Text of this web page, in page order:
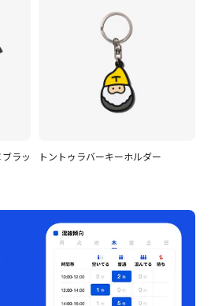
ラッ
トントゥラバーキーホルダー